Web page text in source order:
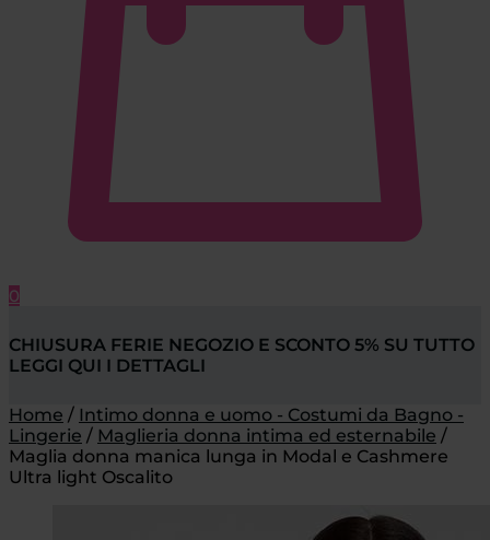
0
CHIUSURA FERIE NEGOZIO E SCONTO 5% SU TUTTO
LEGGI QUI I DETTAGLI
Home / Intimo donna e uomo - Costumi da Bagno -
Lingerie / Maglieria donna intima ed esternabile /
Maglia donna manica lunga in Modal e Cashmere
Ultra light Oscalito